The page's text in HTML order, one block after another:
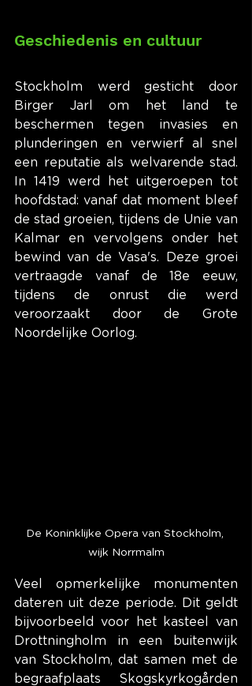
Geschiedenis en cultuur
Stockholm werd gesticht door
Birger Jarl om het land te
beschermen tegen invasies en
plunderingen en verwierf al snel
een reputatie als welvarende stad.
In 1419 werd het uitgeroepen tot
hoofdstad: vanaf dat moment bleef
de stad groeien, tijdens de Unie van
Kalmar en vervolgens onder het
bewind van de Vasa's. Deze groei
vertraagde vanaf de 18e eeuw,
tijdens de onrust die werd
veroorzaakt door de Grote
Noordelijke Oorlog.
De Koninklijke Opera van Stockholm,
wijk Norrmalm
Veel opmerkelijke monumenten
dateren uit deze periode. Dit geldt
bijvoorbeeld voor het kasteel van
Drottningholm in een buitenwijk
van Stockholm, dat samen met de
begraafplaats Skogskyrkogården